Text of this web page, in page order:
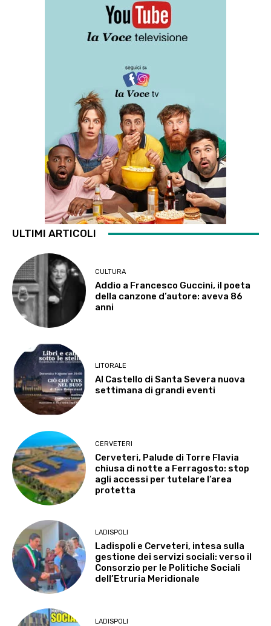
ULTIMI ARTICOLI
CULTURA
Addio a Francesco Guccini, il poeta
della canzone d’autore: aveva 86
anni
LITORALE
Al Castello di Santa Severa nuova
settimana di grandi eventi
CERVETERI
Cerveteri, Palude di Torre Flavia
chiusa di notte a Ferragosto: stop
agli accessi per tutelare l’area
protetta
LADISPOLI
Ladispoli e Cerveteri, intesa sulla
gestione dei servizi sociali: verso il
Consorzio per le Politiche Sociali
dell’Etruria Meridionale
LADISPOLI